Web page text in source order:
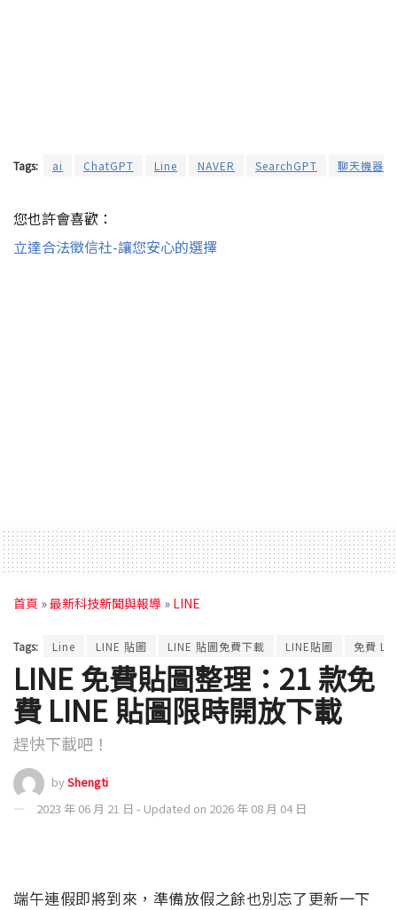
Tags: ai ChatGPT Line NAVER SearchGPT 聊天機器人
您也許會喜歡：
立達合法徵信社-讓您安心的選擇
首頁 »最新科技新聞與報導 » LINE
Tags: Line LINE 貼圖 LINE 貼圖免費下載 LINE貼圖 免費
LINE 免費貼圖整理：21 款免
費 LINE 貼圖限時開放下載
趕快下載吧！
byShengti
2023 年 06 月 21 日 - Updated on 2026 年 08 月 04 日
端午連假即將到來，準備放假之餘也別忘了更新一下